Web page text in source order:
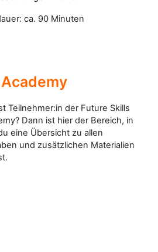
ca. 90 Minuten
Teilnehmer:in der Future Skills
Dann ist hier der Bereich, in
eine Übersicht zu allen
und zusätzlichen Materialien